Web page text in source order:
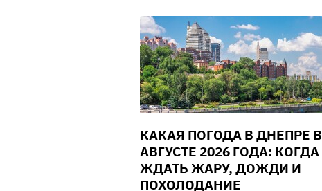
КАКАЯ ПОГОДА В ДНЕПРЕ В
АВГУСТЕ 2026 ГОДА: КОГДА
ЖДАТЬ ЖАРУ, ДОЖДИ И
ПОХОЛОДАНИЕ